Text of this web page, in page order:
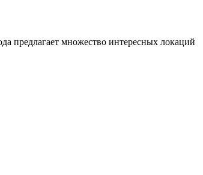
предлагает множество интересных локаций